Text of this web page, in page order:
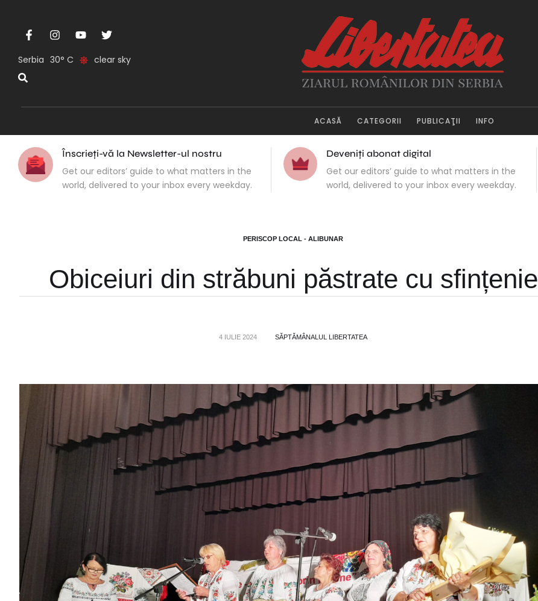
Serbia 30 clear sky
ACASĂ CATEGORII PUBLICAŢII INFO
Înscrieți-vă la Newsletter-ul nostru
Get our editors’ guide to what matters in the
world, delivered to your inbox every weekday.
Deveniți abonat digital
Get our editors’ guide to what matters in the
world, delivered to your inbox every weekday.
PERISCOP LOCAL - ALIBUNAR
Obiceiuri din străbuni păstrate cu sfințenie
4 IULIE 2024 SĂPTĂMÂNALUL LIBERTATEA